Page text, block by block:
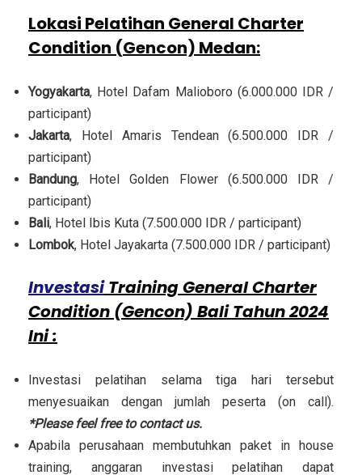
Lokasi Pelatihan General Charter
Condition (Gencon) Medan:
Yogyakarta, Hotel Dafam Malioboro (6.000.000 IDR /
participant)
Jakarta, Hotel Amaris Tendean (6.500.000 IDR /
participant)
Bandung, Hotel Golden Flower (6.500.000 IDR /
participant)
Bali, Hotel Ibis Kuta (7.500.000 IDR / participant)
Lombok, Hotel Jayakarta (7.500.000 IDR / participant)
InvestasiTraining General Charter
Condition (Gencon) Bali Tahun 2024
Ini :
Investasi pelatihan selama tiga hari tersebut
menyesuaikan dengan jumlah peserta (on call).
*Please feel free to contact us.
Apabila perusahaan membutuhkan paket in house
training, anggaran investasi pelatihan dapat